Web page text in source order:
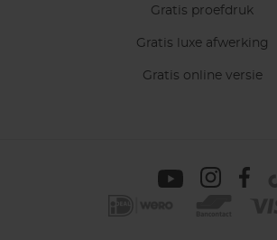
Gratis proefdruk
Gratis luxe afwerking
Gratis online versie